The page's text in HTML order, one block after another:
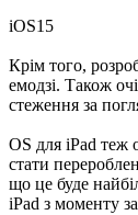
iOS15
Крім того,
емодзі. Також
стеження за
OS для iPad теж
стати
що це буде
iPad з моменту